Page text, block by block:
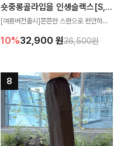
숏중롱골라입을 인생슬랙스[S,M,L,XL사이즈]
[여름버전출시]쫀쫀한 스판으로 편안하게
숏·기본·롱 기장과 와이드·부츠컷 핏까지 취
10%32,900 원36,500원